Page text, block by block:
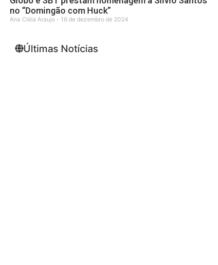
no “Domingão com Huck”
Ana Cléia Araujo 16 de dezembro de 2024
Últimas Notícias